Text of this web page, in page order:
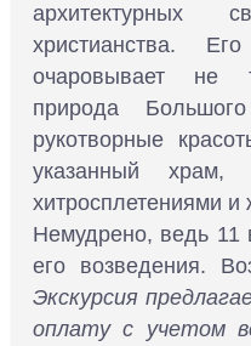
архитектурных
христианства.
очаровывает не
природа
рукотворные
указанный храм,
хитросплетениями
Немудрено, ведь 11
его возведения.
Экскурсия
оплату с учетом